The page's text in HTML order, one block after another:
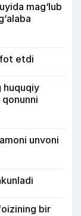
mag‘lub
etdi
huquqiy
unvoni
bir